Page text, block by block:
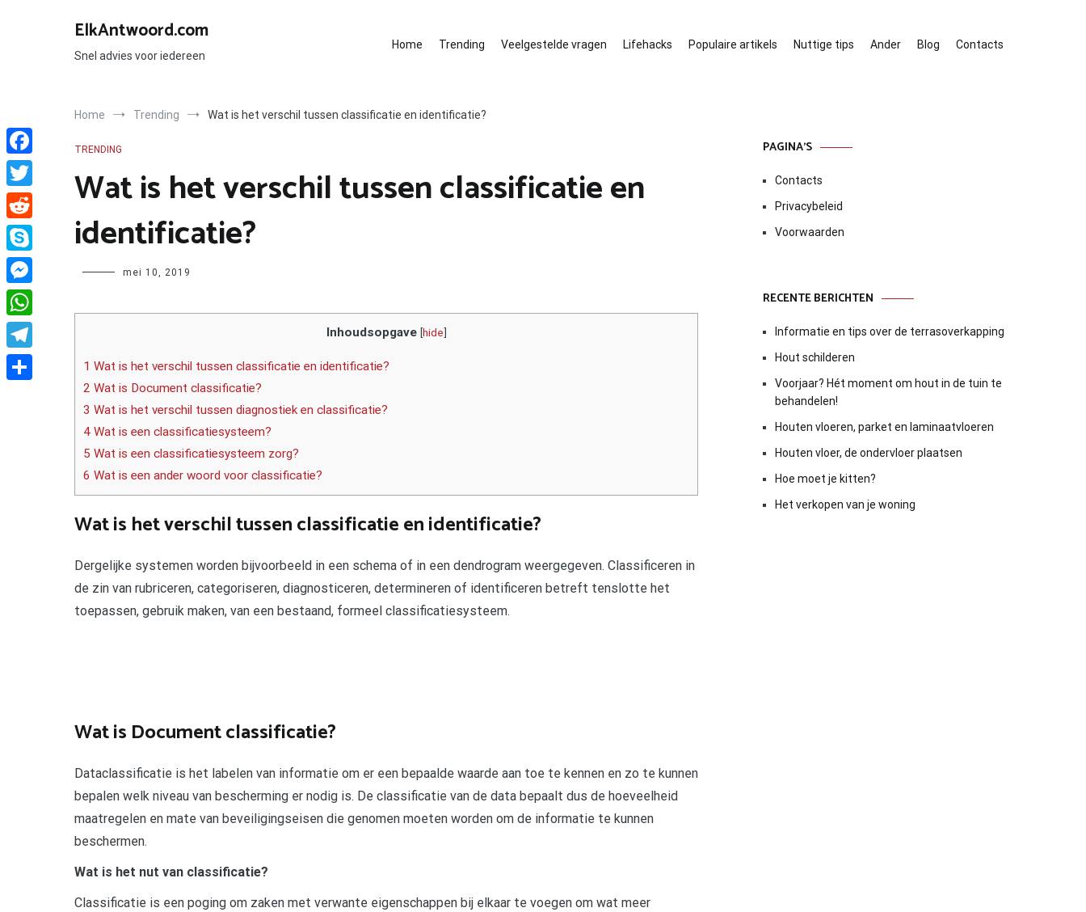
ElkAntwoord.com
Snel advies voor iedereen
Home Trending Veelgestelde vragen Lifehacks Populaire artikels Nuttige tips Ander Blog Contacts
Home Trending Wat is het verschil tussen classificatie en identificatie?
TRENDING
Wat is het verschil tussen classificatie en
identificatie?
Author mei 10, 2019
Inhoudsopgave [hide]
1 Wat is het verschil tussen classificatie en identificatie?
2 Wat is Document classificatie?
3 Wat is het verschil tussen diagnostiek en classificatie?
4 Wat is een classificatiesysteem?
5 Wat is een classificatiesysteem zorg?
6 Wat is een ander woord voor classificatie?
Wat is het verschil tussen classificatie en identificatie?
Dergelijke systemen worden bijvoorbeeld in een schema of in een dendrogram weergegeven. Classificeren in
de zin van rubriceren, categoriseren, diagnosticeren, determineren of identificeren betreft tenslotte het
toepassen, gebruik maken, van een bestaand, formeel classificatiesysteem.
Wat is Document classificatie?
Dataclassificatie is het labelen van informatie om er een bepaalde waarde aan toe te kennen en zo te kunnen
bepalen welk niveau van bescherming er nodig is. De classificatie van de data bepaalt dus de hoeveelheid
maatregelen en mate van beveiligingseisen die genomen moeten worden om de informatie te kunnen
beschermen.
Wat is het nut van classificatie?
Classificatie is een poging om zaken met verwante eigenschappen bij elkaar te voegen om wat meer
PAGINA’S
Contacts
Privacybeleid
Voorwaarden
RECENTE BERICHTEN
Informatie en tips over de terrasoverkapping
Hout schilderen
Voorjaar? Hét moment om hout in de tuin te
behandelen!
Houten vloeren, parket en laminaatvloeren
Houten vloer, de ondervloer plaatsen
Hoe moet je kitten?
Het verkopen van je woning
Facebook
Twitter
Reddit
Skype
Messenger
WhatsApp
Telegram